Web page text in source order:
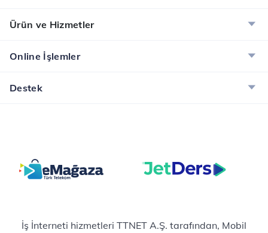
Ürün ve Hizmetler
Online İşlemler
Destek
İş İnterneti hizmetleri TTNET A.Ş. tarafından, Mobil